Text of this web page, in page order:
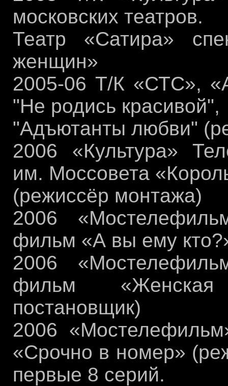
московских театров.
Театр «Сатира»
женщин»
2005-06 Т/К «СТС»,
"Не родись красивой",
"Адъютанты любви"
2006 «Культура»
им. Моссовета
(режиссёр монтажа)
2006
фильм «А вы ему
2006
фильм
постановщик)
2006
«Срочно в номер»
первые 8 серий.